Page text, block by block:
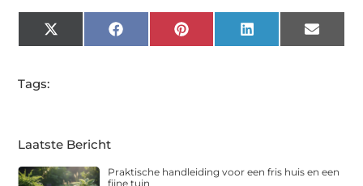
X
(Twitter)
FacebookPinterest LinkedIn Email
Tags:
Laatste Bericht
Praktische handleiding voor een fris huis en een
fijne tuin